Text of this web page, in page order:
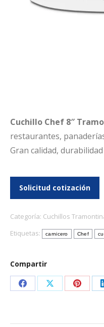
Cuchillo Chef 8″
restaurantes,
Gran calidad,
Categoría: Cuchillos
Etiquetas:
carnicero Chef
Compartir
Share
Facebook
Share
X
Share